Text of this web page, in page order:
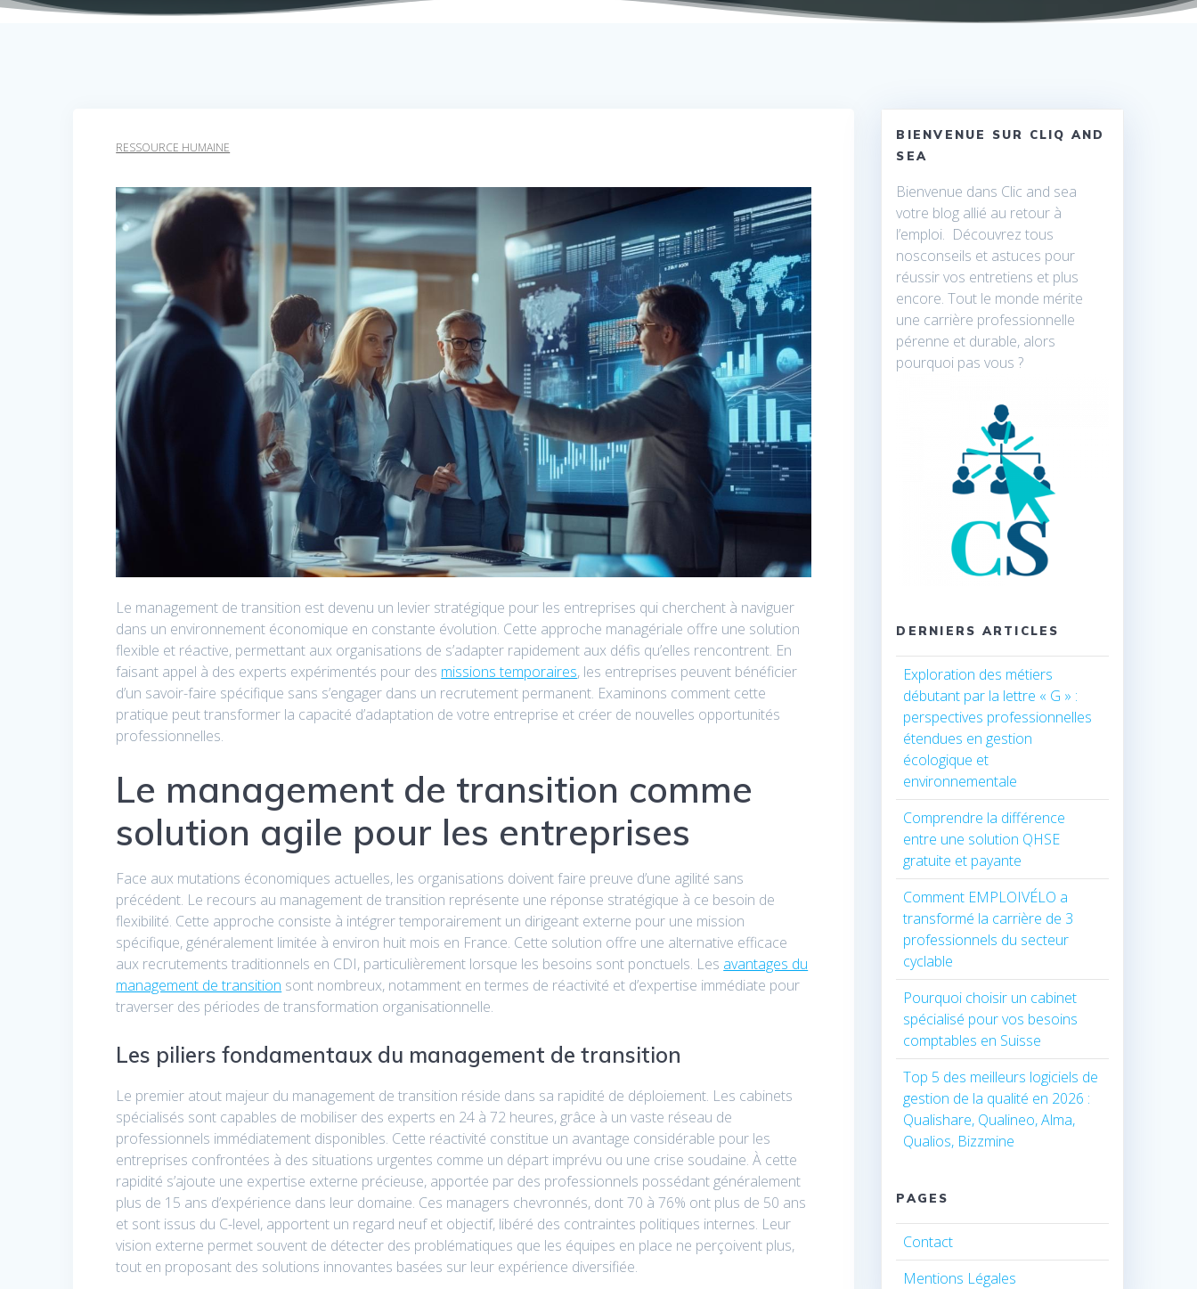
RESSOURCE HUMAINE
Le management de transition est devenu un levier stratégique pour les entreprises qui cherchent à naviguer
dans un environnement économique en constante évolution. Cette approche managériale offre une solution
flexible et réactive, permettant aux organisations de s’adapter rapidement aux défis qu’elles rencontrent. En
faisant appel à des experts expérimentés pour des missions temporaires, les entreprises peuvent bénéficier
d’un savoir-faire spécifique sans s’engager dans un recrutement permanent. Examinons comment cette
pratique peut transformer la capacité d’adaptation de votre entreprise et créer de nouvelles opportunités
professionnelles.
Le management de transition comme
solution agile pour les entreprises
Face aux mutations économiques actuelles, les organisations doivent faire preuve d’une agilité sans
précédent. Le recours au management de transition représente une réponse stratégique à ce besoin de
flexibilité. Cette approche consiste à intégrer temporairement un dirigeant externe pour une mission
spécifique, généralement limitée à environ huit mois en France. Cette solution offre une alternative efficace
aux recrutements traditionnels en CDI, particulièrement lorsque les besoins sont ponctuels. Les avantages du
management de transition sont nombreux, notamment en termes de réactivité et d’expertise immédiate pour
traverser des périodes de transformation organisationnelle.
Les piliers fondamentaux du management de transition
Le premier atout majeur du management de transition réside dans sa rapidité de déploiement. Les cabinets
spécialisés sont capables de mobiliser des experts en 24 à 72 heures, grâce à un vaste réseau de
professionnels immédiatement disponibles. Cette réactivité constitue un avantage considérable pour les
entreprises confrontées à des situations urgentes comme un départ imprévu ou une crise soudaine. À cette
rapidité s’ajoute une expertise externe précieuse, apportée par des professionnels possédant généralement
plus de 15 ans d’expérience dans leur domaine. Ces managers chevronnés, dont 70 à 76% ont plus de 50 ans
et sont issus du C-level, apportent un regard neuf et objectif, libéré des contraintes politiques internes. Leur
vision externe permet souvent de détecter des problématiques que les équipes en place ne perçoivent plus,
tout en proposant des solutions innovantes basées sur leur expérience diversifiée.
BIENVENUE SUR CLIQ AND
SEA
Bienvenue dans Clic and sea
votre blog allié au retour à
l’emploi. Découvrez tous
nosconseils et astuces pour
réussir vos entretiens et plus
encore. Tout le monde mérite
une carrière professionnelle
pérenne et durable, alors
pourquoi pas vous ?
DERNIERS ARTICLES
Exploration des métiers
débutant par la lettre « G » :
perspectives professionnelles
étendues en gestion
écologique et
environnementale
Comprendre la différence
entre une solution QHSE
gratuite et payante
Comment EMPLOIVÉLO a
transformé la carrière de 3
professionnels du secteur
cyclable
Pourquoi choisir un cabinet
spécialisé pour vos besoins
comptables en Suisse
Top 5 des meilleurs logiciels de
gestion de la qualité en 2026 :
Qualishare, Qualineo, Alma,
Qualios, Bizzmine
PAGES
Contact
Mentions Légales